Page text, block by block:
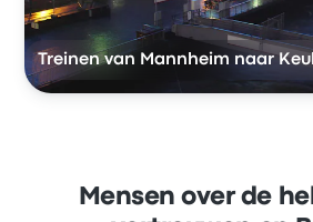
Treinen van Mannheim naar
Mensen over de